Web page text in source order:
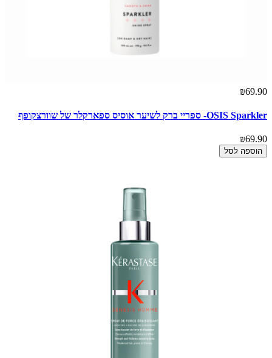
₪69.90
OSIS Sparkler- ספריי ברק לשיער אוסיס ספארקלר של שוורצקופף
₪69.90
הוספה לסל